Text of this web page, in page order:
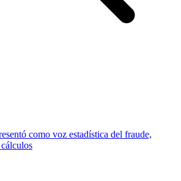
como voz estadística del fraude,